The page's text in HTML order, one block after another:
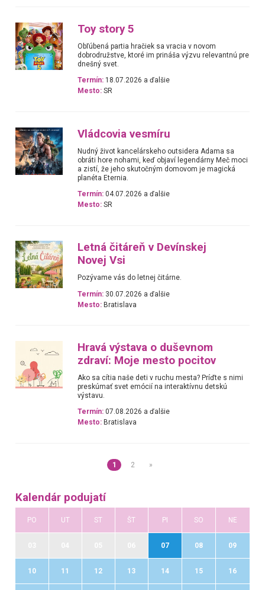
Toy story 5
Obľúbená partia hračiek sa vracia v novom
dobrodružstve, ktoré im prináša výzvu relevantnú pre
dnešný svet.
Termín: 18.07.2026 a ďalšie
Mesto: SR
Vládcovia vesmíru
Nudný život kancelárskeho outsidera Adama sa
obráti hore nohami, keď objaví legendárny Meč moci
a zistí, že jeho skutočným domovom je magická
planéta Eternia.
Termín: 04.07.2026 a ďalšie
Mesto: SR
Letná čitáreň v Devínskej
Novej Vsi
Pozývame vás do letnej čitárne.
Termín: 30.07.2026 a ďalšie
Mesto: Bratislava
Hravá výstava o duševnom
zdraví: Moje mesto pocitov
Ako sa cítia naše deti v ruchu mesta? Príďte s nimi
preskúmať svet emócií na interaktívnu detskú
výstavu.
Termín: 07.08.2026 a ďalšie
Mesto: Bratislava
1 2 »
Kalendár podujatí
PO UT ST ŠT PI SO NE
07 08 09
10 11 12 13 14 15 16